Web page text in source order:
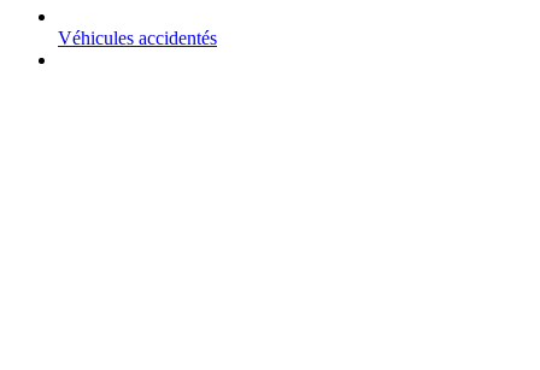
Véhicules accidentés